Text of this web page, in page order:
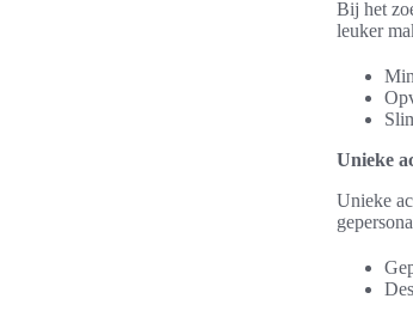
Bij het
leuker
Unieke
Unieke